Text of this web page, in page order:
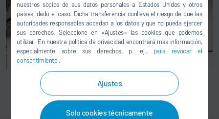
nuestros socios de sus datos personales a Estados Unidos y otros
países, dado el caso. Dicha transferencia conlleva el riesgo de que las
autoridades responsables accedan a los datos y que no pueda ejercer
sus derechos. Seleccione en «Ajustes» las cookies que podemos
utilizar. En nuestra política de privacidad encontrará más información,
especialmente sobre sus derechos, p. ej., para revocar el
consentimiento.
Ajustes
Solo cookies técnicamente
EcoRCMP